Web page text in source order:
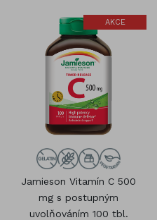
AKCE
Jamieson Vitamín C 500
mg s postupným
uvolňováním 100 tbl.